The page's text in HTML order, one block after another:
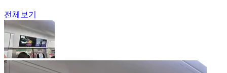
전체보기